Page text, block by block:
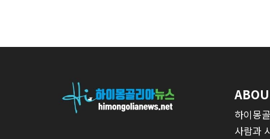
하이몽
사람과